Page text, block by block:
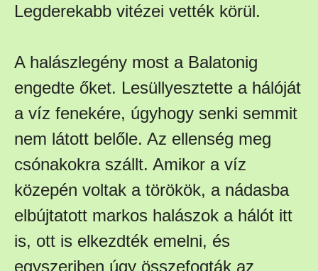
Legderekabb vitézei vették körül.
A halászlegény most a Balatonig
engedte őket. Lesüllyesztette a hálóját
a víz fenekére, úgyhogy senki semmit
nem látott belőle. Az ellenség meg
csónakokra szállt. Amikor a víz
közepén voltak a törökök, a nádasba
elbújtatott markos halászok a hálót itt
is, ott is elkezdték emelni, és
egyszeriben úgy összefogták az